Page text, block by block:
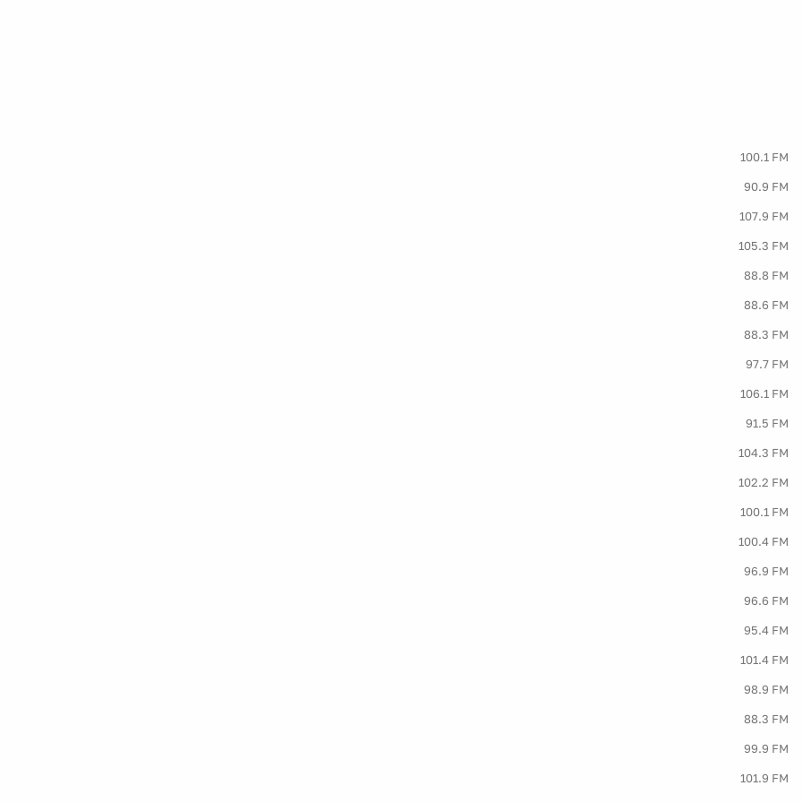
100.1 FM
90.9 FM
107.9 FM
105.3 FM
88.8 FM
88.6 FM
88.3 FM
97.7 FM
106.1 FM
91.5 FM
104.3 FM
102.2 FM
100.1 FM
100.4 FM
96.9 FM
96.6 FM
95.4 FM
101.4 FM
98.9 FM
88.3 FM
99.9 FM
101.9 FM